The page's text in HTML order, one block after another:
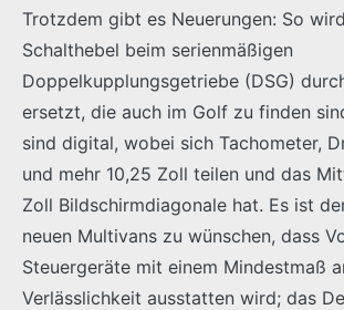
Trotzdem gibt es Neuerungen: So
Schalthebel beim serienmäßigen
Doppelkupplungsgetriebe (DSG)
ersetzt, die auch im Golf zu finden
sind digital, wobei sich Tachometer,
und mehr 10,25 Zoll teilen und das
Zoll Bildschirmdiagonale hat. Es ist
neuen Multivans zu wünschen, dass
Steuergeräte mit einem Mindestmaß
Verlässlichkeit ausstatten wird; das